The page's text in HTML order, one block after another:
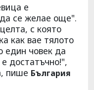
е
се желае още".
с която
как вае тялото
един човек да
достатъчно!",
пише България